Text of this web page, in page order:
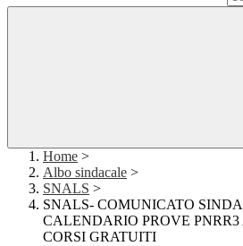
Home >
Albo sindacale >
SNALS >
SNALS- COMUNICATO
CALENDARIO PROVE
CORSI GRATUITI